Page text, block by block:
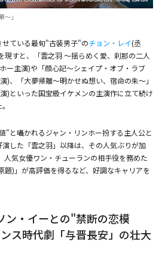
～」
せている最旬"古装男子"のチョン・レイ(丞
現すと、「雲之羽 ～揺らめく愛、刹那の二人
ー主演)や「顔心記～シェイプ・オブ・ラブ
)、「大夢帰離～明かせぬ想い、宿命の朱～」
)といった国宝級イケメンの主演作に立て続け
"と囁かれるジャン・リンホー扮する主人公と
した「雲之羽」以降は、その人気ぶりが加
人気女優ワン・チューランの相手役を務めた
題)」が高評価を得るなど、好調なキャリアを
・イーとの"禁断の恋模
ス時代劇「与晋長安」の壮大
CO., LTD.
CO., LTD.